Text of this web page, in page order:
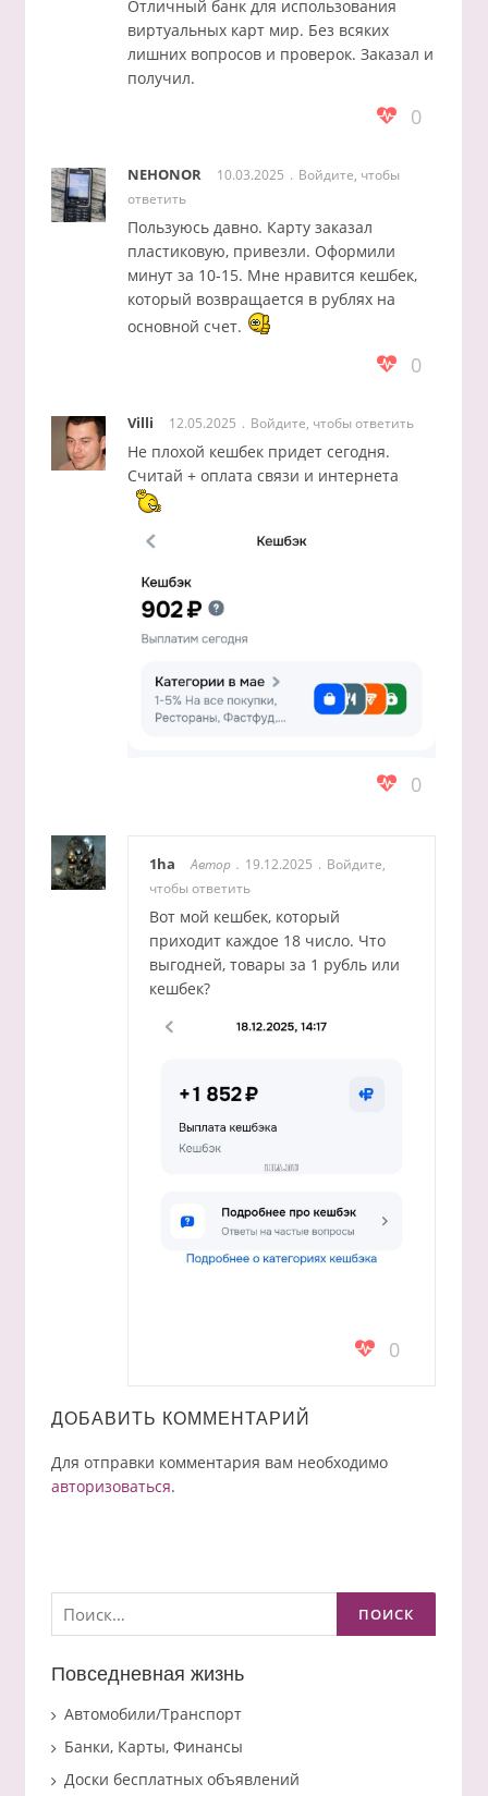
Отличный банк для использования
виртуальных карт мир. Без всяких
лишних вопросов и проверок. Заказал и
получил.
0
NEHONOR 10.03.2025
Войдите, чтобы
ответить
Пользуюсь давно. Карту заказал
пластиковую, привезли. Оформили
минут за 10-15. Мне нравится кешбек,
который возвращается в рублях на
основной счет.
0
Villi 12.05.2025 Войдите, чтобы ответить
Не плохой кешбек придет сегодня.
Считай + оплата связи и интернета
0
1ha Автор 19.12.2025
Войдите,
чтобы ответить
Вот мой кешбек, который
приходит каждое 18 число. Что
выгодней, товары за 1 рубль или
кешбек?
0
ДОБАВИТЬ КОММЕНТАРИЙ
Для отправки комментария вам необходимо
авторизоваться.
Найти:
Повседневная жизнь
Автомобили/Транспорт
Банки, Карты, Финансы
Доски бесплатных объявлений